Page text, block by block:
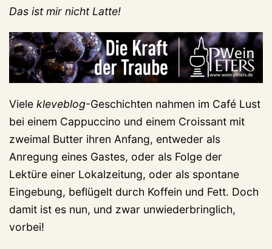
Das ist mir nicht Latte!
Viele kleveblog-Geschichten nahmen im Café Lust
bei einem Cappuccino und einem Croissant mit
zweimal Butter ihren Anfang, entweder als
Anregung eines Gastes, oder als Folge der
Lektüre einer Lokalzeitung, oder als spontane
Eingebung, beflügelt durch Koffein und Fett. Doch
damit ist es nun, und zwar unwiederbringlich,
vorbei!